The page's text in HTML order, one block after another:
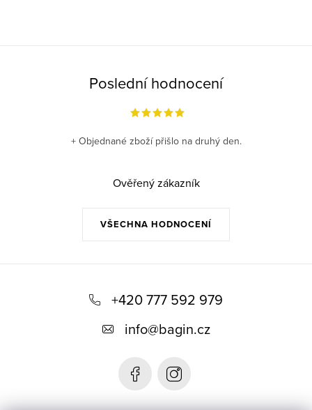
Poslední hodnocení
VŠECHNA HODNOCENÍ
+ Objednané zboží přišlo na druhý den.
Ověřený zákazník
+420 777 592 979
info@bagin.cz